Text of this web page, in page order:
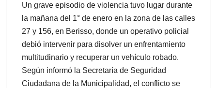
Un grave episodio de violencia tuvo lugar durante
la mañana del 1° de enero en la zona de las calles
27 y 156, en Berisso, donde un operativo policial
debió intervenir para disolver un enfrentamiento
multitudinario y recuperar un vehículo robado.
Según informó la Secretaría de Seguridad
Ciudadana de la Municipalidad, el conflicto se